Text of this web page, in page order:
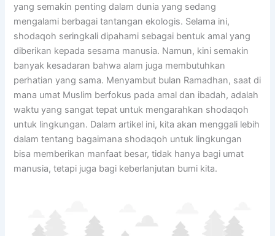
yang semakin penting dalam dunia yang sedang
mengalami berbagai tantangan ekologis. Selama ini,
shodaqoh seringkali dipahami sebagai bentuk amal yang
diberikan kepada sesama manusia. Namun, kini semakin
banyak kesadaran bahwa alam juga membutuhkan
perhatian yang sama. Menyambut bulan Ramadhan, saat di
mana umat Muslim berfokus pada amal dan ibadah, adalah
waktu yang sangat tepat untuk mengarahkan shodaqoh
untuk lingkungan. Dalam artikel ini, kita akan menggali lebih
dalam tentang bagaimana shodaqoh untuk lingkungan
bisa memberikan manfaat besar, tidak hanya bagi umat
manusia, tetapi juga bagi keberlanjutan bumi kita.